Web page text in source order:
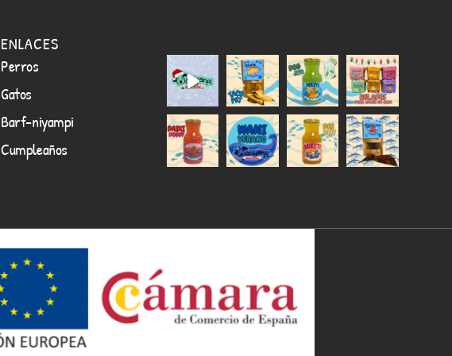
ENLACES
Perros
Gatos
Barf-niyampi
Cumpleaños